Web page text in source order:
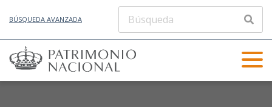
BÚSQUEDA AVANZADA